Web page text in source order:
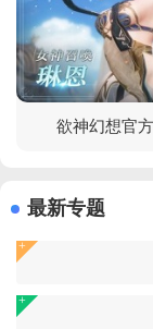
欲神幻想官
最新专题